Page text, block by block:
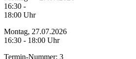
16:30 -
18:00 Uhr
Montag, 27.07.2026
16:30 - 18:00 Uhr
Termin-Nummer: 3